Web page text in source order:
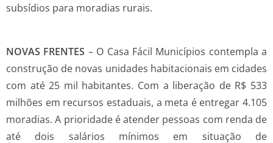
subsídios para moradias rurais.
NOVAS FRENTES – O Casa Fácil Municípios contempla a
construção de novas unidades habitacionais em cidades
com até 25 mil habitantes. Com a liberação de R$ 533
milhões em recursos estaduais, a meta é entregar 4.105
moradias. A prioridade é atender pessoas com renda de
até dois salários mínimos em situação de